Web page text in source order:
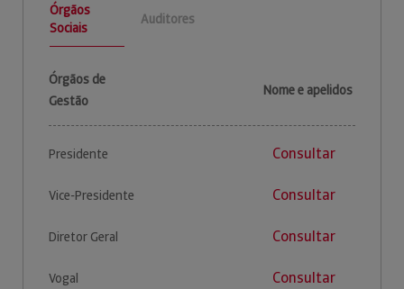
Órgãos
Sociais
Auditores
Órgãos de
Gestão
Nome e apelidos
Presidente Consultar
Vice-Presidente Consultar
Diretor Geral Consultar
Vogal Consultar